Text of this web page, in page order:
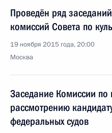
Проведён ряд
комиссий Совета по
19 ноября 2015 года, 20:00
Москва
Заседание Комиссии по
рассмотрению
федеральных судов